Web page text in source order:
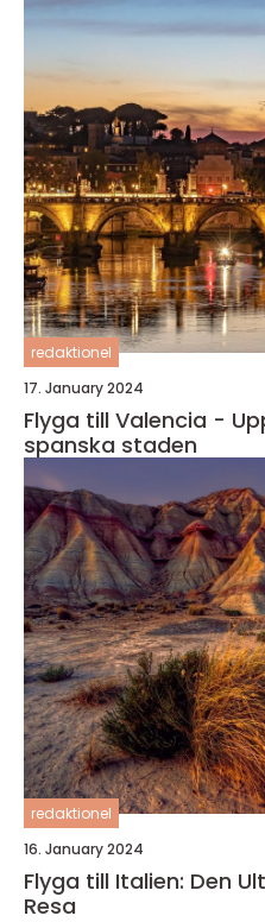
redaktionel
17. January 2024
Flyga till Valencia -
spanska staden
redaktionel
16. January 2024
Flyga till Italien: Den
Resa